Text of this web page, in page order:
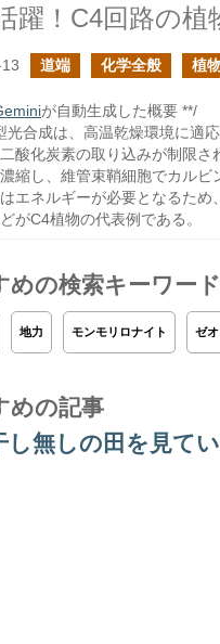
躍！C4回路の植
道端 化学全般 植
が自動生成した概要 **/
光合成は、高温乾燥環境に適
酸化炭素の取り込みが制限
縮し、維管束鞘細胞でカル
エネルギーが必要となるた
がC4植物の代表例である。
めの検索キーワード
地力 モンモリロナイト ゼ
めの記事
し無しの田を見て